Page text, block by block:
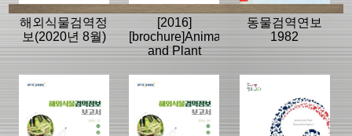
해외식물검역정
보(2020년 8월)
[2016]
[brochure]Animal
and Plant
Agency
동물검역연보
1982